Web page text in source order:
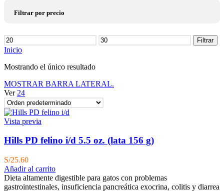
Filtrar por precio
Precio
mínimo
Precio
Filtrar
Inicio
Mostrando el único resultado
MOSTRAR BARRA LATERAL.
Ver 24
Vista previa
Hills PD felino i/d 5.5 oz. (lata 156 g)
S/25.60
Añadir al carrito
Dieta altamente digestible para gatos con problemas
gastrointestinales, insuficiencia pancreática exocrina, colitis y diarrea